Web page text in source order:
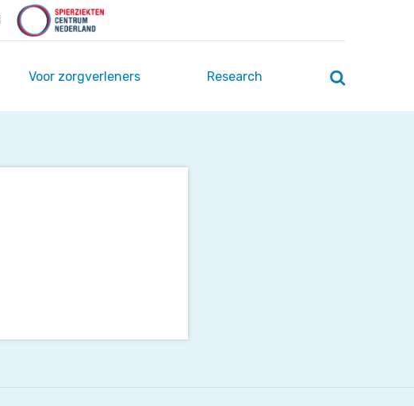
Voor zorgverleners Research Zoeken
/